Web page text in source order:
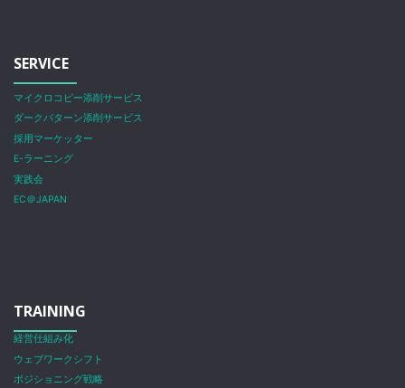
SERVICE
マイクロコピー添削サービス
ダークパターン添削サービス
採用マーケッター
E-ラーニング
実践会
EC＠JAPAN
TRAINING
経営仕組み化
ウェブワークシフト
ポジショニング戦略